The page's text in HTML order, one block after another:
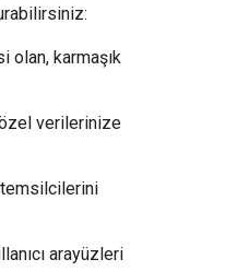
olan, karmaşık
özel verilerinize
temsilcilerini
arayüzleri